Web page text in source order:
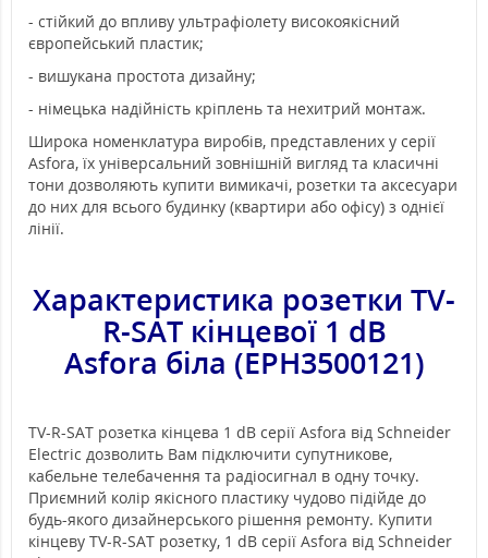
- стійкий до впливу ультрафіолету високоякісний
європейський пластик;
- вишукана простота дизайну;
- німецька надійність кріплень та нехитрий монтаж.
Широка номенклатура виробів, представлених у серії
Asfora, їх універсальний зовнішній вигляд та класичні
тони дозволяють купити вимикачі, розетки та аксесуари
до них для всього будинку (квартири або офісу) з однієї
лінії.
Характеристика розетки TV-
R-SAT кінцевої 1 dB
Asfora біла (EPH3500121)
TV-R-SAT розетка кінцева 1 dB серії Asfora від Schneider
Electric дозволить Вам підключити супутникове,
кабельне телебачення та радіосигнал в одну точку.
Приємний колір якісного пластику чудово підійде до
будь-якого дизайнерського рішення ремонту. Купити
кінцеву TV-R-SAT розетку, 1 dB серії Asfora від Schneider